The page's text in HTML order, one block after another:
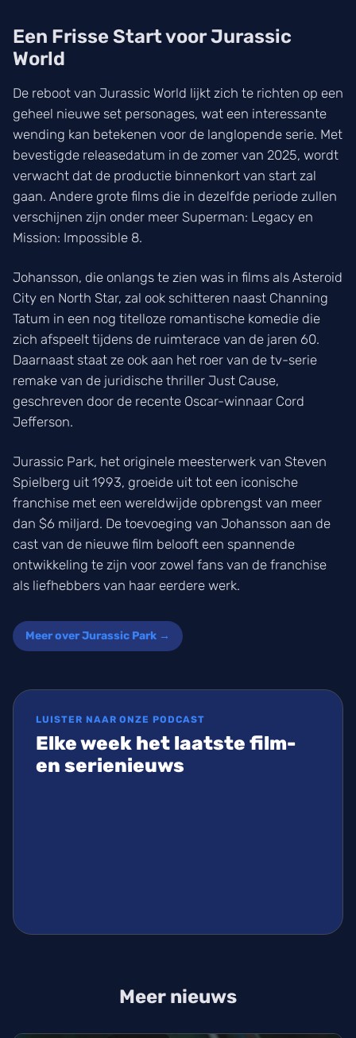
Een Frisse Start voor Jurassic
World
De reboot van Jurassic World lijkt zich te richten op een
geheel nieuwe set personages, wat een interessante
wending kan betekenen voor de langlopende serie. Met
bevestigde releasedatum in de zomer van 2025, wordt
verwacht dat de productie binnenkort van start zal
gaan. Andere grote films die in dezelfde periode zullen
verschijnen zijn onder meer Superman: Legacy en
Mission: Impossible 8.
Johansson, die onlangs te zien was in films als Asteroid
City en North Star, zal ook schitteren naast Channing
Tatum in een nog titelloze romantische komedie die
zich afspeelt tijdens de ruimterace van de jaren 60.
Daarnaast staat ze ook aan het roer van de tv-serie
remake van de juridische thriller Just Cause,
geschreven door de recente Oscar-winnaar Cord
Jefferson.
Jurassic Park, het originele meesterwerk van Steven
Spielberg uit 1993, groeide uit tot een iconische
franchise met een wereldwijde opbrengst van meer
dan $6 miljard. De toevoeging van Johansson aan de
cast van de nieuwe film belooft een spannende
ontwikkeling te zijn voor zowel fans van de franchise
als liefhebbers van haar eerdere werk.
Meer over Jurassic Park →
LUISTER NAAR ONZE PODCAST
Elke week het laatste film-
en serienieuws
Meer nieuws